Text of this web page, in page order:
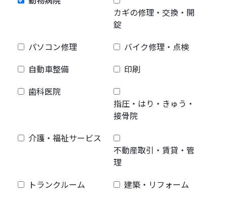
カギの修理・交換・開
錠
パソコン修理
バイク修理・点検
自動車整備
印刷
歯科医院
指圧・はり・きゅう・
接骨院
介護・福祉サービス
不動産取引・賃貸・管
理
トランクルーム
建築・リフォーム